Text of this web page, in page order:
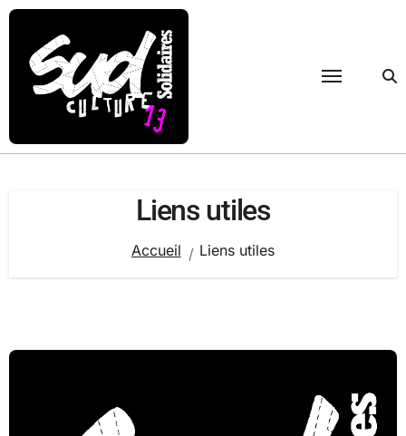
Passer
contenu
Liens utiles
Accueil Liens utiles